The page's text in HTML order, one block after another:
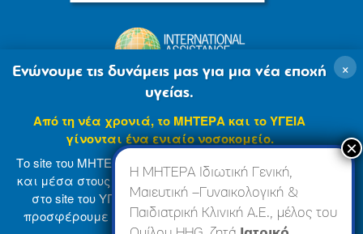
© 2007-2024 ΜΗΤΕΡΑ Α.Ε Όροι Χρήσης
Η ΜΗΤΕΡΑ Ιδιωτική Γενική,
Μαιευτική –Γυναικολογική &
Παιδιατρική Κλινική Α.Ε., μέλος του
×
Ενώνουμε τις δυνάμεις μας για μια νέα εποχή
υγείας.
Από τη νέα χρονιά, το ΜΗΤΕΡΑ και το ΥΓΕΙΑ
γίνονται ένα ενιαίο νοσοκομείο.
Το site του ΜΗΤΕΡΑ βρίσκεται σε φάση ανανέωσης
και μέσα στους επόμενους μήνες θα ενσωματωθεί
στο site του ΥΓΕΙΑ (www.hygeia.gr), ώστε να σας
προσφέρουμε μια πιο ολοκληρωμένη και ενιαία